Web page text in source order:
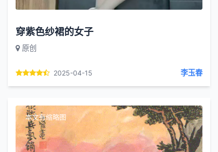
穿紫色纱裙的女子
原创
2025-04-15 李玉春
本文有缩略图